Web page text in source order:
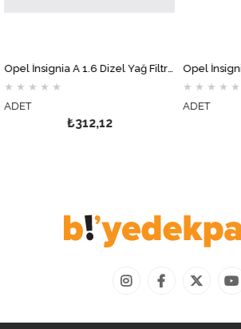
Opel İnsignia A 1.6 Dizel Yağ Filtresi MOTOCAR
★ ★ ★ ★
₺312,12
★ ★ ★ ★
ADET